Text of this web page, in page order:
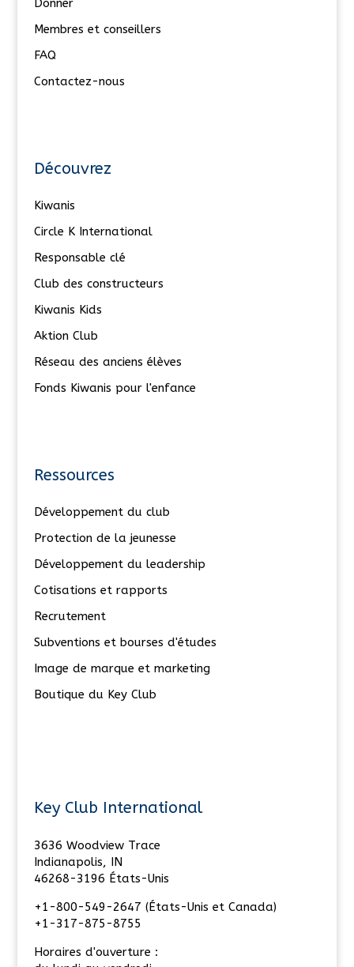
Donner
Membres et conseillers
FAQ
Contactez-nous
Découvrez
Kiwanis
Circle K International
Responsable clé
Club des constructeurs
Kiwanis Kids
Aktion Club
Réseau des anciens élèves
Fonds Kiwanis pour l'enfance
Ressources
Développement du club
Protection de la jeunesse
Développement du leadership
Cotisations et rapports
Recrutement
Subventions et bourses d'études
Image de marque et marketing
Boutique du Key Club
Key Club International
3636 Woodview Trace
Indianapolis, IN
46268-3196 États-Unis
+1-800-549-2647 (États-Unis et Canada)
+1-317-875-8755
Horaires d'ouverture :